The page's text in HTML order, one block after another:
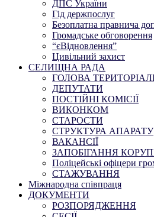
ДПС України
Гід держпослуг
Безоплатна правнича
Громадське обговорення
“єВідновлення”
Цивільний захист
СЕЛИЩНА РАДА
ГОЛОВА
ДЕПУТАТИ
ПОСТІЙНІ КОМІСІЇ
ВИКОНКОМ
СТАРОСТИ
СТРУКТУРА АПАРАТУ
ВАКАНСІЇ
ЗАПОБІГАННЯ
Поліцейські офіцери
СТАЖУВАННЯ
Міжнародна співпраця
ДОКУМЕНТИ
РОЗПОРЯДЖЕННЯ